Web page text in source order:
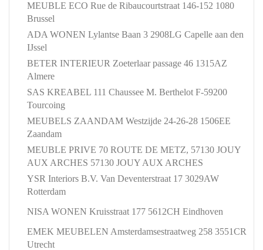
MEUBLE ECO Rue de Ribaucourtstraat 146-152 1080
Brussel
ADA WONEN Lylantse Baan 3 2908LG Capelle aan den
IJssel
BETER INTERIEUR Zoeterlaar passage 46 1315AZ
Almere
SAS KREABEL 111 Chaussee M. Berthelot F-59200
Tourcoing
MEUBELS ZAANDAM Westzijde 24-26-28 1506EE
Zaandam
MEUBLE PRIVE 70 ROUTE DE METZ, 57130 JOUY
AUX ARCHES 57130 JOUY AUX ARCHES
YSR Interiors B.V. Van Deventerstraat 17 3029AW
Rotterdam
NISA WONEN Kruisstraat 177 5612CH Eindhoven
EMEK MEUBELEN Amsterdamsestraatweg 258 3551CR
Utrecht